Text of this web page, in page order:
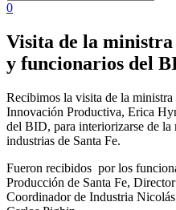
0
Visita de la
y funcionarios del
Recibimos la visita de la
Innovación Productiva, Erica
del BID, para interiorizarse de la
industrias de Santa Fe.
Fueron recibidos por los
Producción de Santa Fe,
Coordinador de Industria